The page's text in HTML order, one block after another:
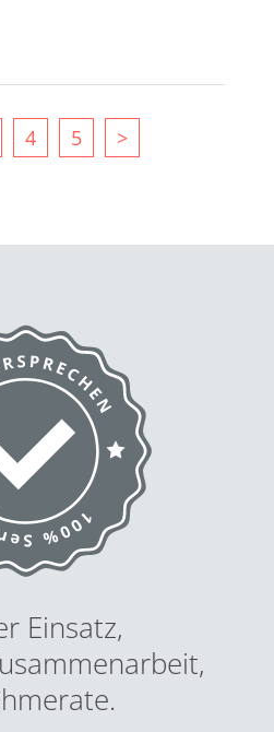
4 5 >
Einsatz,